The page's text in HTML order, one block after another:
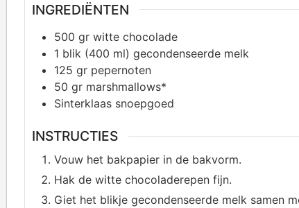
INGREDIËNTEN
500 gr witte chocolade
1 blik (400 ml) gecondenseerde melk
125 gr pepernoten
50 gr marshmallows*
Sinterklaas snoepgoed
INSTRUCTIES
Vouw het bakpapier in de bakvorm.
Hak de witte chocoladerepen fijn.
Giet het blikje gecondenseerde melk samen